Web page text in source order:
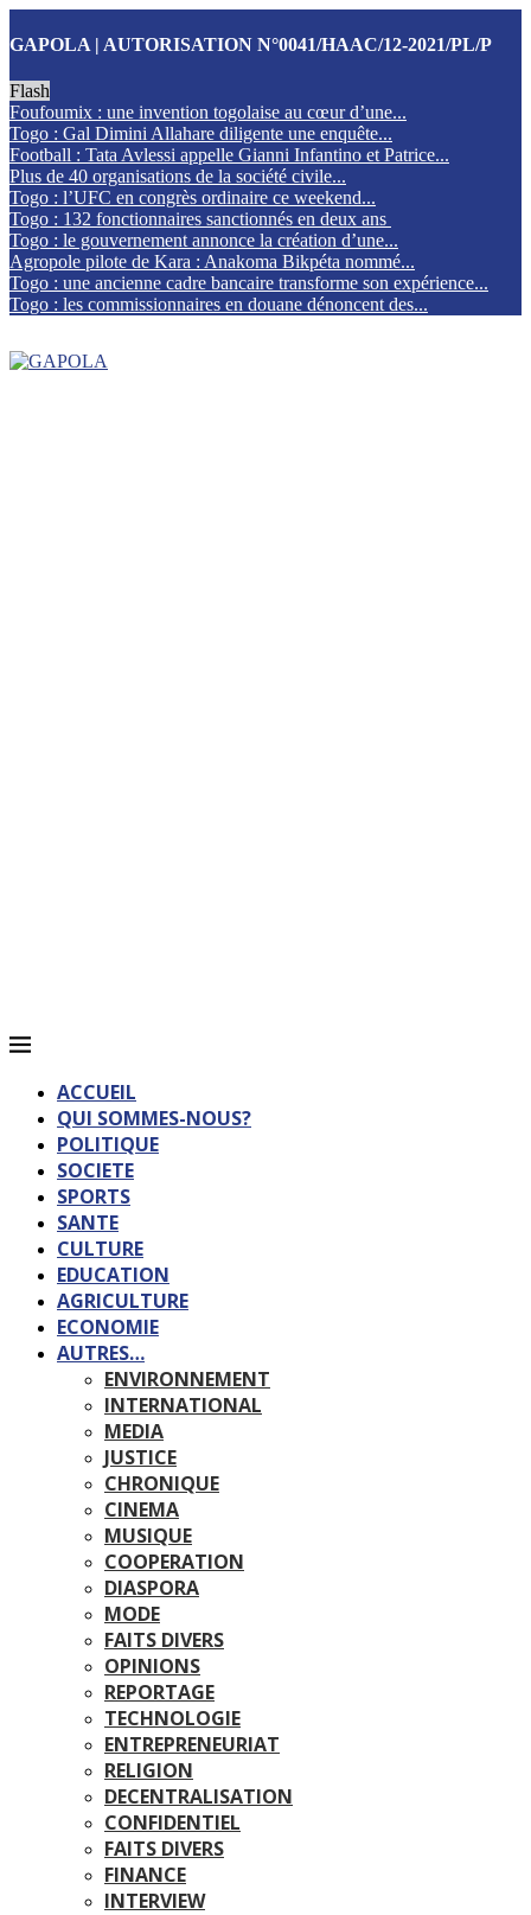
GAPOLA | AUTORISATION N°0041/HAAC/12-2021/PL/P
Flash
Foufoumix : une invention togolaise au cœur d’une...
Togo : Gal Dimini Allahare diligente une enquête...
Football : Tata Avlessi appelle Gianni Infantino et Patrice...
Plus de 40 organisations de la société civile...
Togo : l’UFC en congrès ordinaire ce weekend...
Togo : 132 fonctionnaires sanctionnés en deux ans
Togo : le gouvernement annonce la création d’une...
Agropole pilote de Kara : Anakoma Bikpéta nommé...
Togo : une ancienne cadre bancaire transforme son expérience...
Togo : les commissionnaires en douane dénoncent des...
ACCUEIL
QUI SOMMES-NOUS?
POLITIQUE
SOCIETE
SPORTS
SANTE
CULTURE
EDUCATION
AGRICULTURE
ECONOMIE
AUTRES…
ENVIRONNEMENT
INTERNATIONAL
MEDIA
JUSTICE
CHRONIQUE
CINEMA
MUSIQUE
COOPERATION
DIASPORA
MODE
FAITS DIVERS
OPINIONS
REPORTAGE
TECHNOLOGIE
ENTREPRENEURIAT
RELIGION
DECENTRALISATION
CONFIDENTIEL
FAITS DIVERS
FINANCE
INTERVIEW